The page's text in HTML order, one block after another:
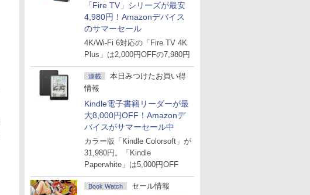
「Fire TV」シリーズが最安
4,980円！Amazonデバイス
のサマーセール
4K/Wi-Fi 6対応の「Fire TV 4K
Plus」は2,000円OFFの7,980円
連載
本日みつけたお買い得
情報
Kindle電子書籍リーダーが最
大8,000円OFF！Amazonデ
バイスがサマーセール中
カラー版「Kindle Colorsoft」が
31,980円。「Kindle
Paperwhite」は5,000円OFF
Book Watch セール情報